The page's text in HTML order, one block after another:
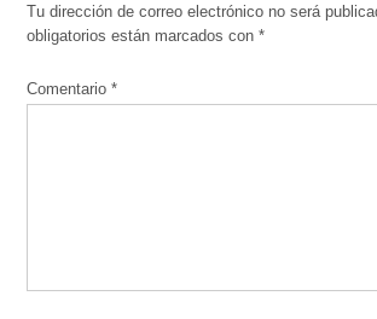
Tu dirección de correo electrónico no será
obligatorios están marcados con*
Comentario*